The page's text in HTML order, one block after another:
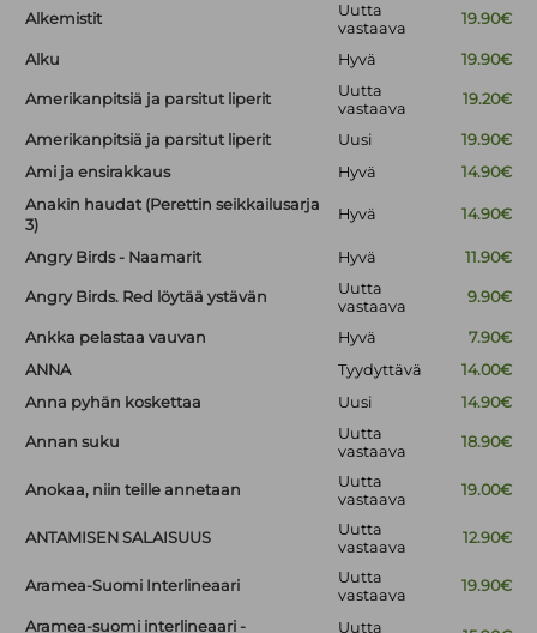
Alkemistit
Uutta
vastaava
19.90€
Alku Hyvä 19.90€
Amerikanpitsiä ja parsitut liperit
Uutta
vastaava
19.20€
Amerikanpitsiä ja parsitut liperit Uusi
19.90€
Ami ja ensirakkaus
Hyvä
14.90€
Anakin haudat (Perettin seikkailusarja
3)
Hyvä 14.90€
Angry Birds - Naamarit Hyvä 11.90€
Angry Birds. Red löytää ystävän
Uutta
vastaava
9.90€
Ankka pelastaa vauvan Hyvä
7.90€
ANNA
Tyydyttävä
14.00€
Anna pyhän koskettaa
Uusi 14.90€
Annan suku
Uutta
vastaava
18.90€
Anokaa, niin teille annetaan
Uutta
vastaava
19.00€
ANTAMISEN SALAISUUS
Uutta
vastaava
12.90€
Aramea-Suomi Interlineaari
Uutta
vastaava
19.90€
Aramea-suomi interlineaari - Uutta